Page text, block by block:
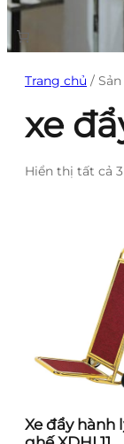
Trang chủ /
xe
Hiển thị tất cả
Xe đẩy hành